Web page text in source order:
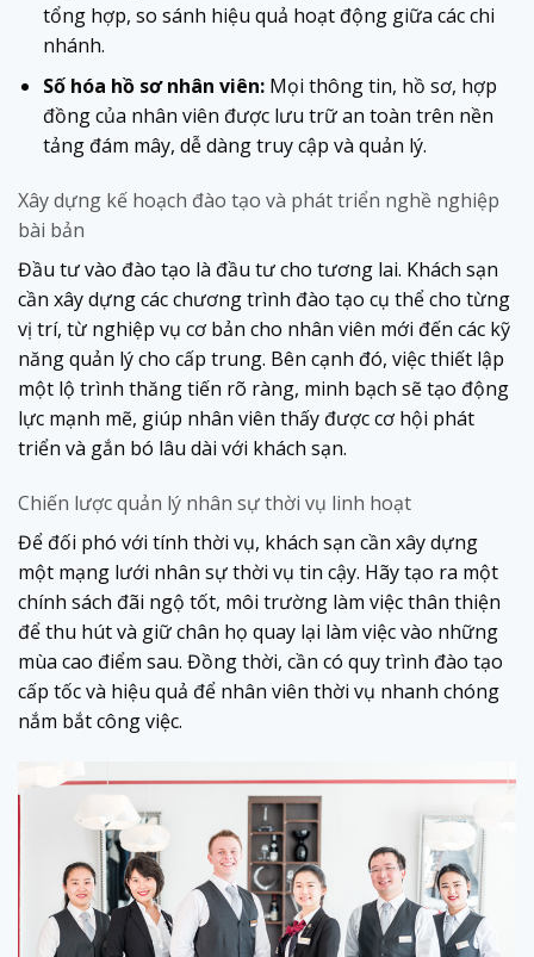
tổng hợp, so sánh hiệu quả hoạt động giữa các chi
nhánh.
Số hóa hồ sơ nhân viên:Mọi thông tin, hồ sơ, hợp
đồng của nhân viên được lưu trữ an toàn trên nền
tảng đám mây, dễ dàng truy cập và quản lý.
Xây dựng kế hoạch đào tạo và phát triển nghề nghiệp
bài bản
Đầu tư vào đào tạo là đầu tư cho tương lai. Khách sạn
cần xây dựng các chương trình đào tạo cụ thể cho từng
vị trí, từ nghiệp vụ cơ bản cho nhân viên mới đến các kỹ
năng quản lý cho cấp trung. Bên cạnh đó, việc thiết lập
một lộ trình thăng tiến rõ ràng, minh bạch sẽ tạo động
lực mạnh mẽ, giúp nhân viên thấy được cơ hội phát
triển và gắn bó lâu dài với khách sạn.
Chiến lược quản lý nhân sự thời vụ linh hoạt
Để đối phó với tính thời vụ, khách sạn cần xây dựng
một mạng lưới nhân sự thời vụ tin cậy. Hãy tạo ra một
chính sách đãi ngộ tốt, môi trường làm việc thân thiện
để thu hút và giữ chân họ quay lại làm việc vào những
mùa cao điểm sau. Đồng thời, cần có quy trình đào tạo
cấp tốc và hiệu quả để nhân viên thời vụ nhanh chóng
nắm bắt công việc.